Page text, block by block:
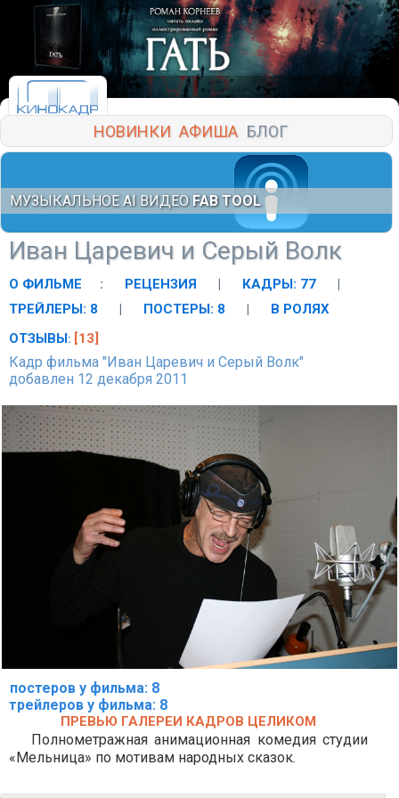
НОВИНКИ АФИША БЛОГ
МУЗЫКАЛЬНОЕ AI ВИДЕО FAB TOOL
Иван Царевич и Серый Волк
О ФИЛЬМЕ : РЕЦЕНЗИЯ | КАДРЫ: 77
|
ТРЕЙЛЕРЫ: 8
| ПОСТЕРЫ: 8 |
В РОЛЯХ
ОТЗЫВЫ: [13]
Кадр фильма "Иван Царевич и Серый Волк"
добавлен 12 декабря 2011
постеров у фильма: 8
трейлеров у фильма: 8
ПРЕВЬЮ ГАЛЕРЕИ КАДРОВ ЦЕЛИКОМ
Полнометражная анимационная комедия студии
«Мельница» по мотивам народных сказок.